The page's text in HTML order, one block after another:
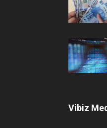
Vibiz